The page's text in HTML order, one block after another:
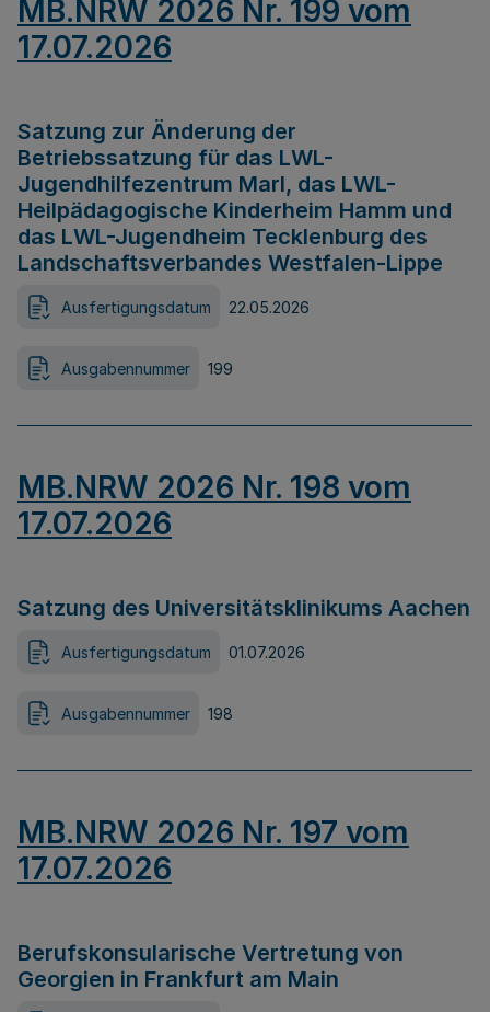
MB.NRW 2026 Nr. 199 vom
17.07.2026
Satzung zur Änderung der
Betriebssatzung für das LWL-
Jugendhilfezentrum Marl, das LWL-
Heilpädagogische Kinderheim Hamm und
das LWL-Jugendheim Tecklenburg des
Landschaftsverbandes Westfalen-Lippe
Ausfertigungsdatum 22.05.2026
Ausgabennummer 199
MB.NRW 2026 Nr. 198 vom
17.07.2026
Satzung des Universitätsklinikums Aachen
Ausfertigungsdatum 01.07.2026
Ausgabennummer 198
MB.NRW 2026 Nr. 197 vom
17.07.2026
Berufskonsularische Vertretung von
Georgien in Frankfurt am Main